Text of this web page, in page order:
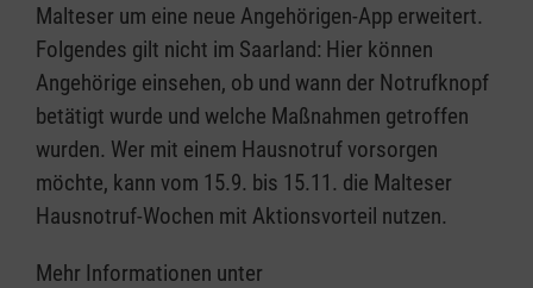
Malteser um eine neue Angehörigen-App erweitert.
Folgendes gilt nicht im Saarland: Hier können
Angehörige einsehen, ob und wann der Notrufknopf
betätigt wurde und welche Maßnahmen getroffen
wurden. Wer mit einem Hausnotruf vorsorgen
möchte, kann vom 15.9. bis 15.11. die Malteser
Hausnotruf-Wochen mit Aktionsvorteil nutzen.
Mehr Informationen unter